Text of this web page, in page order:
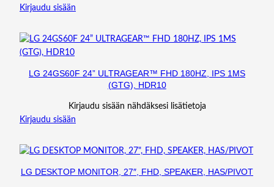
Kirjaudu sisään
LG 24GS60F 24” ULTRAGEAR™ FHD 180HZ, IPS 1MS
(GTG), HDR10
Kirjaudu sisään nähdäksesi lisätietoja
Kirjaudu sisään
LG DESKTOP MONITOR, 27″, FHD, SPEAKER, HAS/PIVOT